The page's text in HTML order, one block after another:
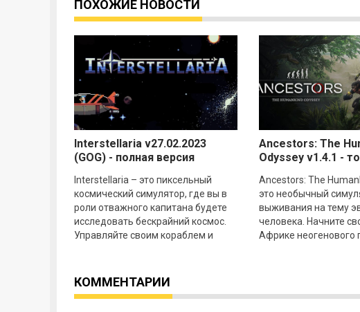
ПОХОЖИЕ НОВОСТИ
Interstellaria v27.02.2023
(GOG) - полная версия
Interstellaria – это пиксельный
космический симулятор, где вы в
роли отважного капитана будете
исследовать бескрайний космос.
Управляйте своим кораблем и
Ancestors: The
Odyssey v1.4.1 -
Ancestors: The
это необычный
выживания на тему
человека. Начните
Африке неогенового
КОММЕНТАРИИ